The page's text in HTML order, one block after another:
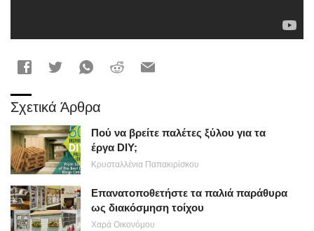
Σχετικά Άρθρα
Πού να βρείτε παλέτες ξύλου για τα
έργα DIY;
Κρυσταλλένια Παπακιρίσκου
Επανατοποθετήστε τα παλιά παράθυρα
ως διακόσμηση τοίχου
Χαρά Οικονόμου